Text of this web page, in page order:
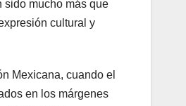
sido mucho más que
cultural y
Mexicana, cuando el
en los márgenes